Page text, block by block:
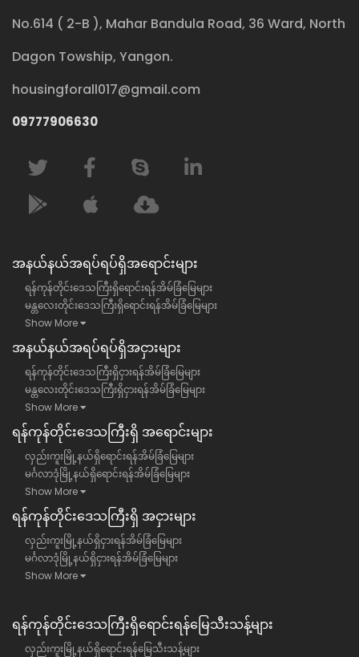
No.614 ( 2-B ), Mahar Bandula Road, 36 Ward, North
Dagon Towship, Yangon.
housingforall017@gmail.com
09777906630
အနယ်နယ်အရပ်ရပ်ရှိအရောင်းများ
ရန်ကုန်တိုင်းဒေသကြီးရှိရောင်းရန်အိမ်ခြံမြေများ
မန္တလေးတိုင်းဒေသကြီးရှိရောင်းရန်အိမ်ခြံမြေများ
Show More
အနယ်နယ်အရပ်ရပ်ရှိအငှားများ
ရန်ကုန်တိုင်းဒေသကြီးရှိငှားရန်အိမ်ခြံမြေများ
မန္တလေးတိုင်းဒေသကြီးရှိငှားရန်အိမ်ခြံမြေများ
Show More
ရန်​ကုန်တိုင်းဒေသကြီး​ရှိ အရောင်းများ
လှည်းကူးမြို့နယ်ရှိရောင်းရန်အိမ်ခြံမြေများ
မင်္ဂလာဒုံမြို့နယ်ရှိရောင်းရန်အိမ်ခြံမြေများ
Show More
ရန်​ကုန်တိုင်းဒေသကြီး​ရှိ အငှားများ
လှည်းကူးမြို့နယ်ရှိငှားရန်အိမ်ခြံမြေများ
မင်္ဂလာဒုံမြို့နယ်ရှိငှားရန်အိမ်ခြံမြေများ
Show More
ရန်ကုန်တိုင်းဒေသကြီး​ရှိရောင်းရန်မြေသီးသန့်များ
လှည်းကူးမြို့နယ်ရှိရောင်းရန်မြေသီးသန့်များ